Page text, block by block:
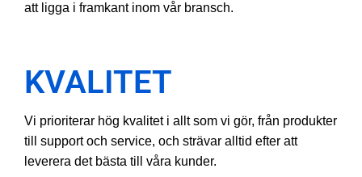
att ligga i framkant inom vår bransch.
KVALITET
Vi prioriterar hög kvalitet i allt som vi gör, från produkter
till support och service, och strävar alltid efter att
leverera det bästa till våra kunder.